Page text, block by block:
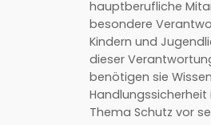
hauptberufliche
besondere
Kindern und
dieser
benötigen sie
Thema Schutz vor